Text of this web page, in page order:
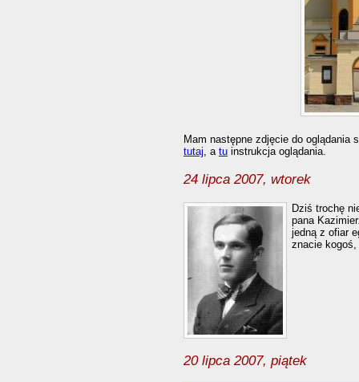
Mam następne zdjęcie do oglądania
tutaj , a tuinstrukcja oglądania.
24 lipca 2007, wtorek
Dziś trochę
pana
jedną z ofiar
znacie
20 lipca 2007, piątek